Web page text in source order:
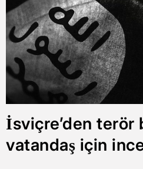
İsviçre’den terör
vatandaş için